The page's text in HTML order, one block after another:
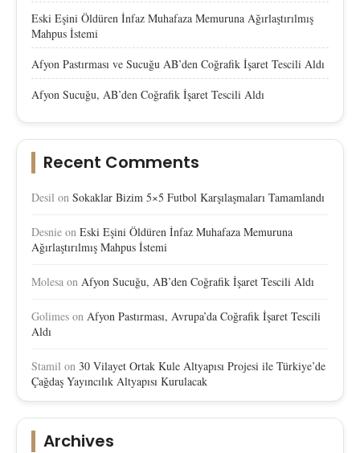
Eski Eşini Öldüren İnfaz Muhafaza Memuruna Ağırlaştırılmış
Mahpus İstemi
Afyon Pastırması ve Sucuğu AB’den Coğrafik İşaret Tescili Aldı
Afyon Sucuğu, AB’den Coğrafik İşaret Tescili Aldı
Recent Comments
Desil on Sokaklar Bizim 5×5 Futbol Karşılaşmaları Tamamlandı
Desnie on Eski Eşini Öldüren İnfaz Muhafaza Memuruna
Ağırlaştırılmış Mahpus İstemi
Molesa on Afyon Sucuğu, AB’den Coğrafik İşaret Tescili Aldı
Golimes on Afyon Pastırması, Avrupa’da Coğrafik İşaret Tescili
Aldı
Stamil on 30 Vilayet Ortak Kule Altyapısı Projesi ile Türkiye’de
Çağdaş Yayıncılık Altyapısı Kurulacak
Archives